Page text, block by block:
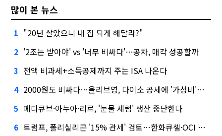
많이 본 뉴스
1 "20년 살았으니 내 집 되게 해달라?"
2 '2조는 받아야' vs '너무 비싸다'…공차, 매각 성공할까
3 전액 비과세+소득공제까지 주는 ISA 나온다
4 2000원도 비싸다…올리브영, 다이소 공세에 '가성비'로 맞불
5 메디큐브·아누아·리르, '눈물 세럼' 생산 중단한다
6 트럼프, 폴리실리콘 '15% 관세' 검토…한화큐셀·OCI 영향은?